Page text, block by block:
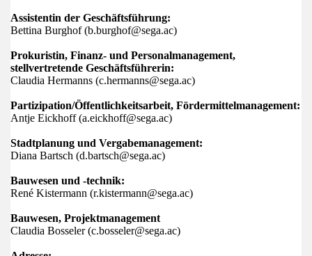
Assistentin der Geschäftsführung:
Bettina Burghof (b.burghof@sega.ac)
Prokuristin, Finanz- und Personalmanagement,
stellvertretende Geschäftsführerin:
Claudia Hermanns (c.hermanns@sega.ac)
Partizipation/Öffentlichkeitsarbeit, Fördermittelmanagement:
Antje Eickhoff (a.eickhoff@sega.ac)
Stadtplanung und Vergabemanagement:
Diana Bartsch (d.bartsch@sega.ac)
Bauwesen und -technik:
René Kistermann (r.kistermann@sega.ac)
Bauwesen, Projektmanagement
Claudia Bosseler (c.bosseler@sega.ac)